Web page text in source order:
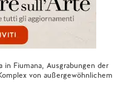
in Fiumana, Ausgrabungen der
von außergewöhnlichem